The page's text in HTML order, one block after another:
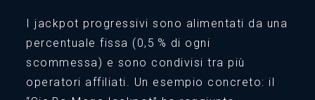
I jackpot progressivi sono alimentati da una
percentuale fissa (0,5 % di ogni
scommessa) e sono condivisi tra più
operatori affiliati. Un esempio concreto: il